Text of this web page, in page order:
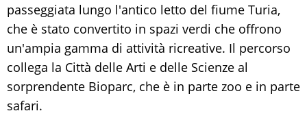
passeggiata lungo l'antico letto del fiume Turia,
che è stato convertito in spazi verdi che offrono
un'ampia gamma di attività ricreative. Il percorso
collega la Città delle Arti e delle Scienze al
sorprendente Bioparc, che è in parte zoo e in parte
safari.